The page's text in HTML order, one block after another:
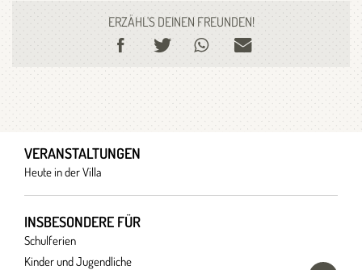
ERZÄHL'S DEINEN FREUNDEN!
VERANSTALTUNGEN
Heute in der Villa
INSBESONDERE FÜR
Schulferien
Kinder und Jugendliche